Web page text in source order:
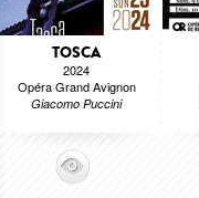
TOSCA
2024
Opéra Grand Avignon
Giacomo Puccini